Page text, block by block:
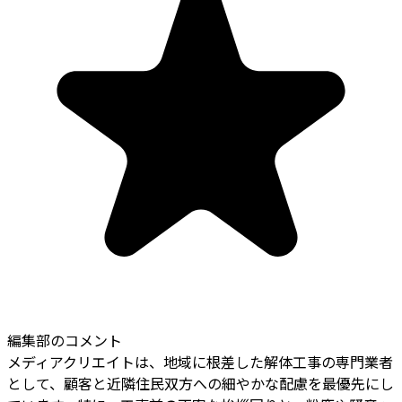
編集部のコメント
メディアクリエイトは、地域に根差した解体工事の専門業者
として、顧客と近隣住民双方への細やかな配慮を最優先にし